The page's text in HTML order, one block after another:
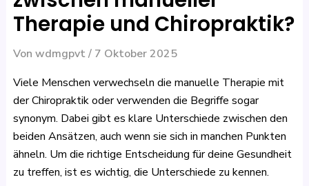
Therapie und Chiropraktik?
Von wdmgpvt/ 7 Oktober 2025
Viele Menschen verwechseln die manuelle Therapie mit
der Chiropraktik oder verwenden die Begriffe sogar
synonym. Dabei gibt es klare Unterschiede zwischen den
beiden Ansätzen, auch wenn sie sich in manchen Punkten
ähneln. Um die richtige Entscheidung für deine Gesundheit
zu treffen, ist es wichtig, die Unterschiede zu kennen.